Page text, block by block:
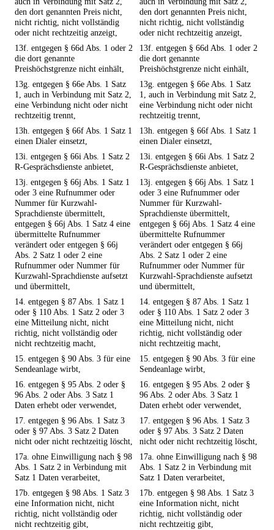
den dort genannten Preis nicht,
nicht richtig, nicht vollständig
oder nicht rechtzeitig anzeigt,
den dort genannten Preis nicht,
nicht richtig, nicht vollständig
oder nicht rechtzeitig anzeigt,
13f. entgegen § 66d Abs. 1 oder 2
die dort genannte
Preishöchstgrenze nicht einhält,
13f. entgegen § 66d Abs. 1 oder 2
die dort genannte
Preishöchstgrenze nicht einhält,
13g. entgegen § 66e Abs. 1 Satz
1, auch in Verbindung mit Satz 2,
eine Verbindung nicht oder nicht
rechtzeitig trennt,
13g. entgegen § 66e Abs. 1 Satz
1, auch in Verbindung mit Satz 2,
eine Verbindung nicht oder nicht
rechtzeitig trennt,
13h. entgegen § 66f Abs. 1 Satz 1
einen Dialer einsetzt,
13h. entgegen § 66f Abs. 1 Satz 1
einen Dialer einsetzt,
13i. entgegen § 66i Abs. 1 Satz 2
R-Gesprächsdienste anbietet,
13i. entgegen § 66i Abs. 1 Satz 2
R-Gesprächsdienste anbietet,
13j. entgegen § 66j Abs. 1 Satz 1
oder 3 eine Rufnummer oder
Nummer für Kurzwahl-
Sprachdienste übermittelt,
entgegen § 66j Abs. 1 Satz 4 eine
übermittelte Rufnummer
verändert oder entgegen § 66j
Abs. 2 Satz 1 oder 2 eine
Rufnummer oder Nummer für
Kurzwahl-Sprachdienste aufsetzt
und übermittelt,
13j. entgegen § 66j Abs. 1 Satz 1
oder 3 eine Rufnummer oder
Nummer für Kurzwahl-
Sprachdienste übermittelt,
entgegen § 66j Abs. 1 Satz 4 eine
übermittelte Rufnummer
verändert oder entgegen § 66j
Abs. 2 Satz 1 oder 2 eine
Rufnummer oder Nummer für
Kurzwahl-Sprachdienste aufsetzt
und übermittelt,
14. entgegen § 87 Abs. 1 Satz 1
oder § 110 Abs. 1 Satz 2 oder 3
eine Mitteilung nicht, nicht
richtig, nicht vollständig oder
nicht rechtzeitig macht,
14. entgegen § 87 Abs. 1 Satz 1
oder § 110 Abs. 1 Satz 2 oder 3
eine Mitteilung nicht, nicht
richtig, nicht vollständig oder
nicht rechtzeitig macht,
15. entgegen § 90 Abs. 3 für eine
Sendeanlage wirbt,
15. entgegen § 90 Abs. 3 für eine
Sendeanlage wirbt,
16. entgegen § 95 Abs. 2 oder §
96 Abs. 2 oder Abs. 3 Satz 1
Daten erhebt oder verwendet,
16. entgegen § 95 Abs. 2 oder §
96 Abs. 2 oder Abs. 3 Satz 1
Daten erhebt oder verwendet,
17. entgegen § 96 Abs. 1 Satz 3
oder § 97 Abs. 3 Satz 2 Daten
nicht oder nicht rechtzeitig löscht,
17. entgegen § 96 Abs. 1 Satz 3
oder § 97 Abs. 3 Satz 2 Daten
nicht oder nicht rechtzeitig löscht,
17a. ohne Einwilligung nach § 98
Abs. 1 Satz 2 in Verbindung mit
Satz 1 Daten verarbeitet,
17a. ohne Einwilligung nach § 98
Abs. 1 Satz 2 in Verbindung mit
Satz 1 Daten verarbeitet,
17b. entgegen § 98 Abs. 1 Satz 3
eine Information nicht, nicht
richtig, nicht vollständig oder
nicht rechtzeitig gibt,
17b. entgegen § 98 Abs. 1 Satz 3
eine Information nicht, nicht
richtig, nicht vollständig oder
nicht rechtzeitig gibt,